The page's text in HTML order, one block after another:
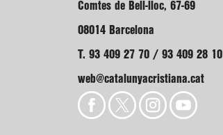
Comtes de Bell-lloc, 67-69
08014 Barcelona
T. 93 409 27 70 / 93 409 28 10
web@catalunyacristiana.cat